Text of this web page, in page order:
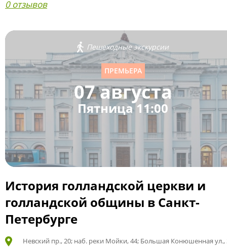
0 отзывов
Пешеходные экскурсии
ПРЕМЬЕРА
07 августа
Пятница 11:00
История голландской церкви и
голландской общины в Санкт-
Петербурге
Невский пр., 20; наб. реки Мойки, 44; Большая Конюшенная ул.,